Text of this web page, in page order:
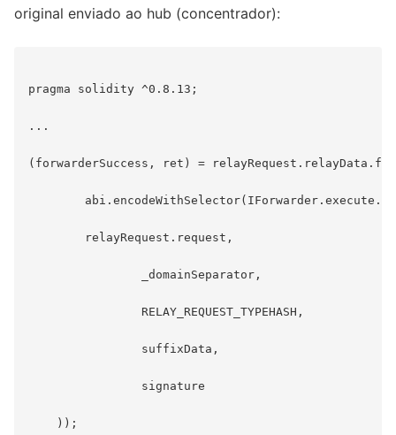
original enviado ao hub (concentrador):
pragma solidity ^0.8.13;
...
(forwarderSuccess, ret) =
        relayRequest.request,
                _domainSeparator,
                RELAY_REQUEST_TYPEHASH,
                suffixData,
                signature